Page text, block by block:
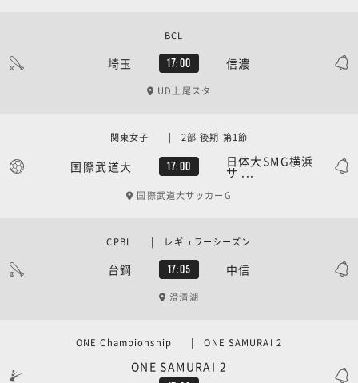
埼玉 17:00 信濃
BCL
UD上尾スタ
国際武道大 17:00 日体大SMG横浜
サ ...
関東女子 | 2部 後期 第1節
国際武道大サッカーG
台鋼 17:05 中信
CPBL | レギュラーシーズン
澄清湖
ONE SAMURAI 2
ONE Championship | ONE SAMURAI 2